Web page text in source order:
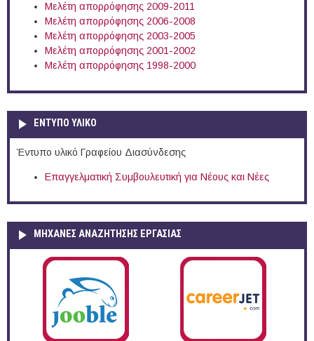
Μελέτη απορρόφησης 2009-2011
Μελέτη απορρόφησης 2006-2008
Μελέτη απορρόφησης 2003-2005
Μελέτη απορρόφησης 2001-2002
Μελέτη απορρόφησης 1998-2000
ΕΝΤΥΠΟ ΥΛΙΚΟ
Έντυπο υλικό Γραφείου Διασύνδεσης
Επαγγελματική Συμβουλευτική για Νέους και Νέες
ΜΗΧΑΝΕΣ ΑΝΑΖΗΤΗΣΗΣ ΕΡΓΑΣΙΑΣ